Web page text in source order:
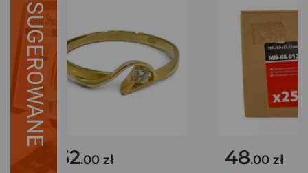
SUGEROWANE
852.00 zł 48.00 zł